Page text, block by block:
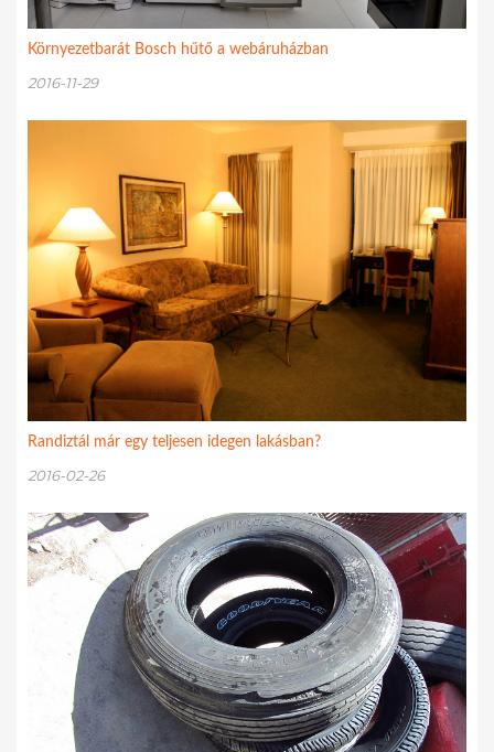
Környezetbarát Bosch hűtő a webáruházban
2016-11-29
Randiztál már egy teljesen idegen lakásban?
2016-02-26